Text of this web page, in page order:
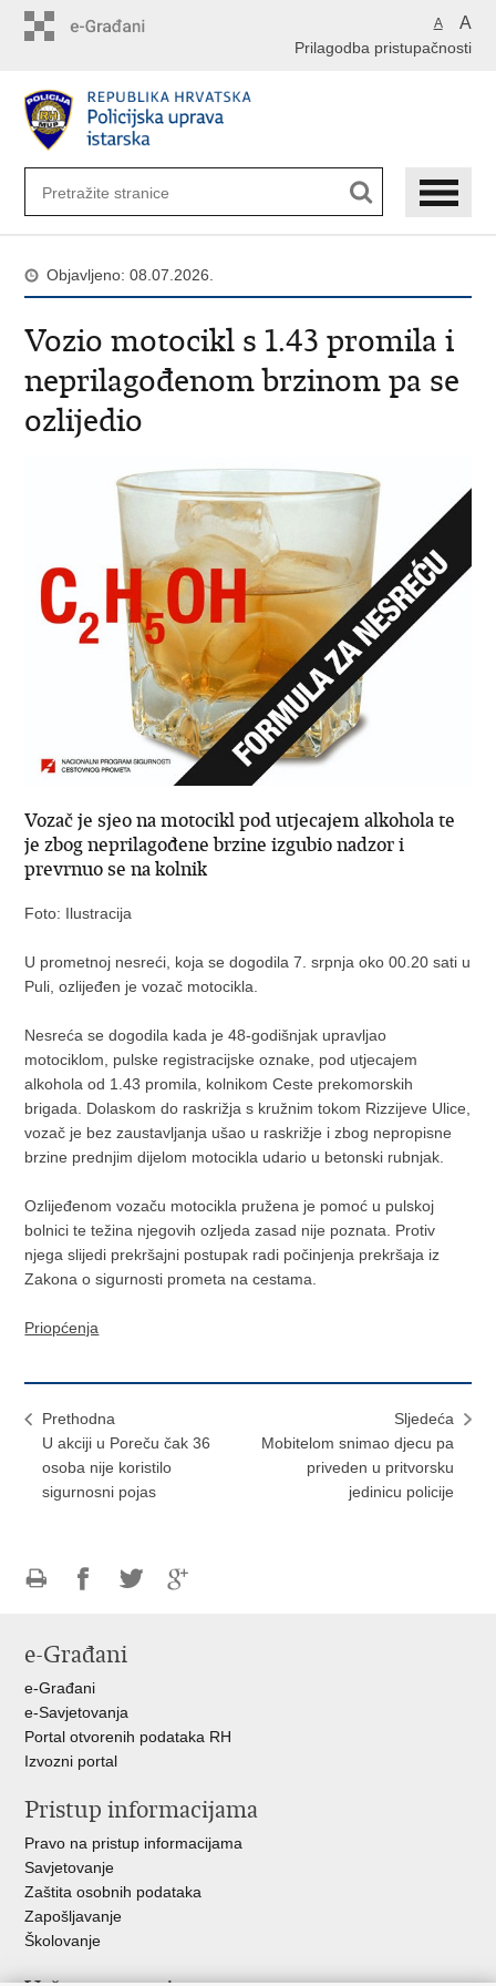
A A
Prilagodba pristupačnosti
Objavljeno: 08.07.2026.
Vozio motocikl s 1.43 promila i
neprilagođenom brzinom pa se
ozlijedio
Vozač je sjeo na motocikl pod utjecajem alkohola te
je zbog neprilagođene brzine izgubio nadzor i
prevrnuo se na kolnik
Foto: Ilustracija
U prometnoj nesreći, koja se dogodila 7. srpnja oko 00.20 sati u
Puli, ozlijeđen je vozač motocikla.
Nesreća se dogodila kada je 48-godišnjak upravljao
motociklom, pulske registracijske oznake, pod utjecajem
alkohola od 1.43 promila, kolnikom Ceste prekomorskih
brigada. Dolaskom do raskrižja s kružnim tokom Rizzijeve Ulice,
vozač je bez zaustavljanja ušao u raskrižje i zbog nepropisne
brzine prednjim dijelom motocikla udario u betonski rubnjak.
Ozlijeđenom vozaču motocikla pružena je pomoć u pulskoj
bolnici te težina njegovih ozljeda zasad nije poznata. Protiv
njega slijedi prekršajni postupak radi počinjenja prekršaja iz
Zakona o sigurnosti prometa na cestama.
Priopćenja
Prethodna
U akciji u Poreču čak 36
osoba nije koristilo
sigurnosni pojas
Sljedeća
Mobitelom snimao djecu pa
priveden u pritvorsku
jedinicu policije
FacebookuTwitteru
e-Građani
e-Građani
e-Savjetovanja
Portal otvorenih podataka RH
Izvozni portal
Pristup informacijama
Pravo na pristup informacijama
Savjetovanje
Zaštita osobnih podataka
Zapošljavanje
Školovanje